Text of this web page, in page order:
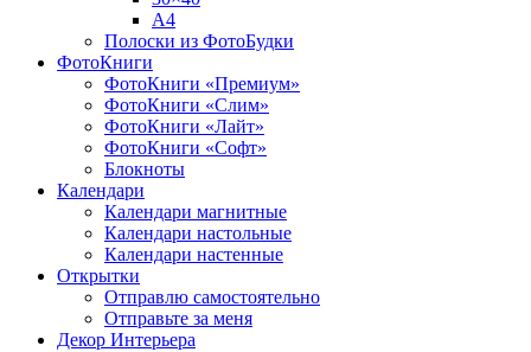
A4
Полоски из ФотоБудки
ФотоКниги
ФотоКниги «Премиум»
ФотоКниги «Слим»
ФотоКниги «Лайт»
ФотоКниги «Софт»
Блокноты
Календари
Календари магнитные
Календари настольные
Календари настенные
Открытки
Отправлю самостоятельно
Отправьте за меня
Декор Интерьера